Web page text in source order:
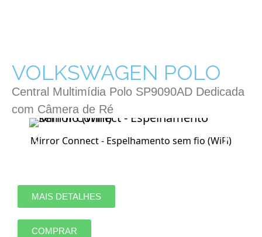
VOLKSWAGEN POLO
Central Multimídia Polo SP9090AD Dedicada
com Câmera de Ré
Mirror Connect - Espelhamento sem fio (WiFi)
MAIS DETALHES
COMPRAR